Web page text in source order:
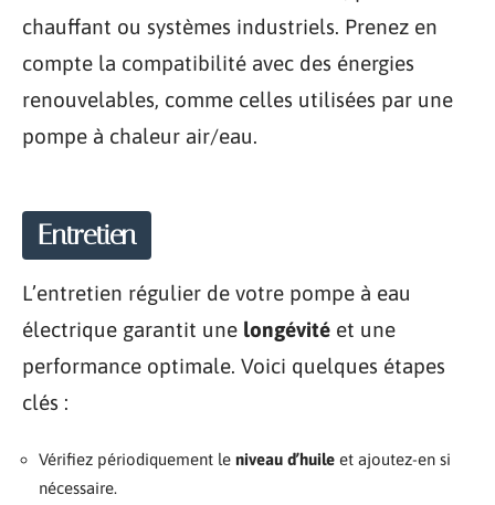
chauffant ou systèmes industriels. Prenez en
compte la compatibilité avec des énergies
renouvelables, comme celles utilisées par une
pompe à chaleur air/eau.
Entretien
L’entretien régulier de votre pompe à eau
électrique garantit une longévité et une
performance optimale. Voici quelques étapes
clés :
Vérifiez périodiquement le niveau d’huile et ajoutez-en si
nécessaire.